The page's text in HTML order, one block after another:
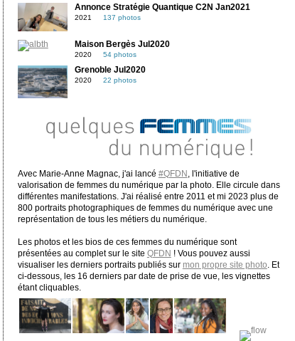
Annonce Stratégie Quantique C2N Jan2021
2021 137 photos
Maison Bergès Jul2020
2020 54 photos
Grenoble Jul2020
2020 22 photos
Avec Marie-Anne Magnac, j'ai lancé #QFDN
, l'initiative de
valorisation de femmes du numérique par la photo. Elle circule dans
différentes manifestations. J'ai réalisé entre 2011 et mi 2023 plus de
800 portraits photographiques de femmes du numérique avec une
représentation de tous les métiers du numérique.
Les photos et les bios de ces femmes du numérique sont
présentées au complet sur le site QFDN ! Vous pouvez aussi
visualiser les derniers portraits publiés sur mon propre site photo . Et
ci-dessous, les 16 derniers par date de prise de vue, les vignettes
étant cliquables.